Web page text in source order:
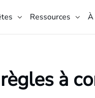
Ressources À
à